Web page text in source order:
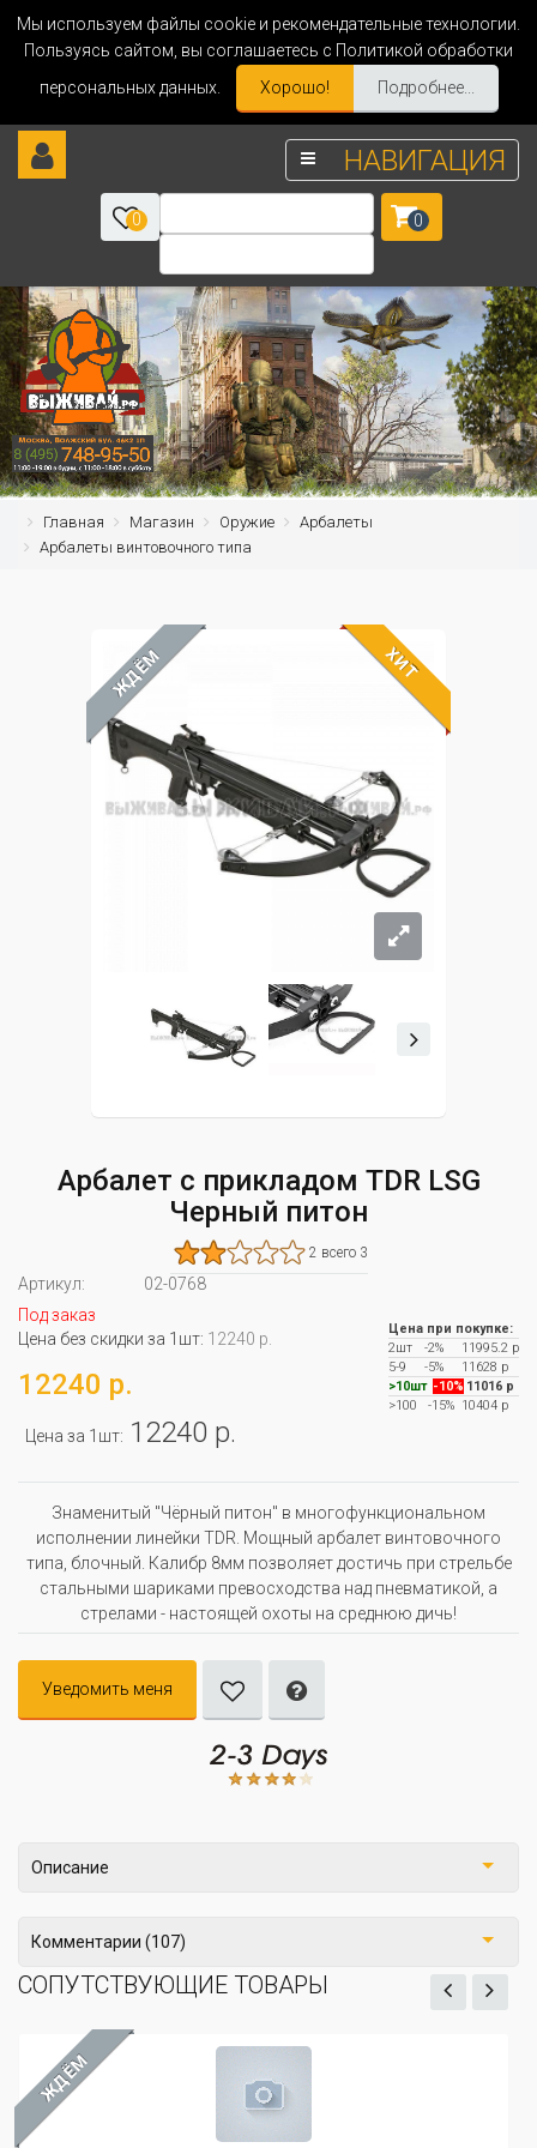
Мы используем файлы cookie и рекомендательные технологии.
Пользуясь сайтом, вы соглашаетесь с Политикой обработки
персональных данных.
Хорошо! Подробнее...
НАВИГАЦИЯ
0 0
Главная Магазин Оружие
Арбалеты
Арбалеты винтовочного типа
ЖДЁМ ХИТ
Арбалет с прикладом TDR LSG
Черный питон
2 всего 3
Артикул:
02-0768
Под заказ
Цена без скидки за 1шт: 12240 р.
12240 р.
Цена за 1шт: 12240 р.
Цена при покупке:
2шт
-2%
11995.2 р
5-9
-5%
11628 р
>10шт -10% 11016 р
>100
-15% 10404 р
Знаменитый "Чёрный питон" в многофункциональном
исполнении линейки TDR. Мощный арбалет винтовочного
типа, блочный. Калибр 8мм позволяет достичь при стрельбе
стальными шариками превосходства над пневматикой, а
стрелами - настоящей охоты на среднюю дичь!
Уведомить меня
Описание
Комментарии (107)
СОПУТСТВУЮЩИЕ ТОВАРЫ